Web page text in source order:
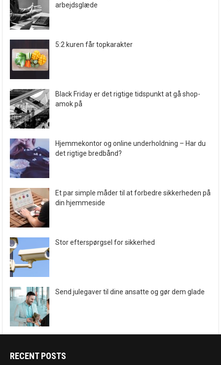
arbejdsglæde
5:2 kuren får topkarakter
Black Friday er det rigtige tidspunkt at gå shop-
amok på
Hjemmekontor og online underholdning – Har du
det rigtige bredbånd?
Et par simple måder til at forbedre sikkerheden på
din hjemmeside
Stor efterspørgsel for sikkerhed
Send julegaver til dine ansatte og gør dem glade
RECENT POSTS